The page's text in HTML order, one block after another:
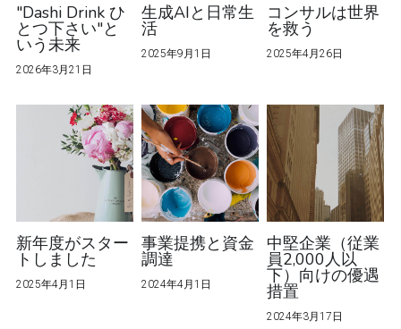
"Dashi Drink ひ
とつ下さい"と
いう未来
2026年3月21日
生成AIと日常生
活
2025年9月1日
コンサルは世界
を救う
2025年4月26日
新年度がスター
トしました
2025年4月1日
事業提携と資金
調達
2024年4月1日
中堅企業（従業
員2,000人以
下）向けの優遇
措置
2024年3月17日